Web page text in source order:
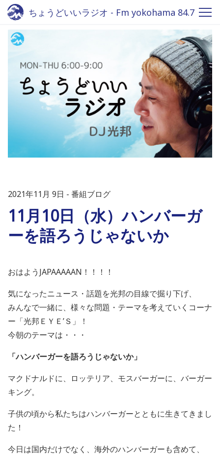
ちょうどいいラジオ - Fm yokohama 84.7
2021年11月 9日 番組ブログ
11月10日（水）ハンバーガ
ーを語ろうじゃないか
おはようJAPAAAAAN！！！！
気になったニュース・話題を光邦の目線で掘り下げ、
みんなで一緒に、様々な問題・テーマを考えていくコーナ
ー「光邦ＥＹＥ’Ｓ」！
今朝のテーマは・・・
「ハンバーガーを語ろうじゃないか」
マクドナルドに、ロッテリア、モスバーガーに、バーガー
キング。
子供の頃から私たちはハンバーガーとともに生きてきまし
た！
今日は国内だけでなく、海外のハンバーガーも含めて、